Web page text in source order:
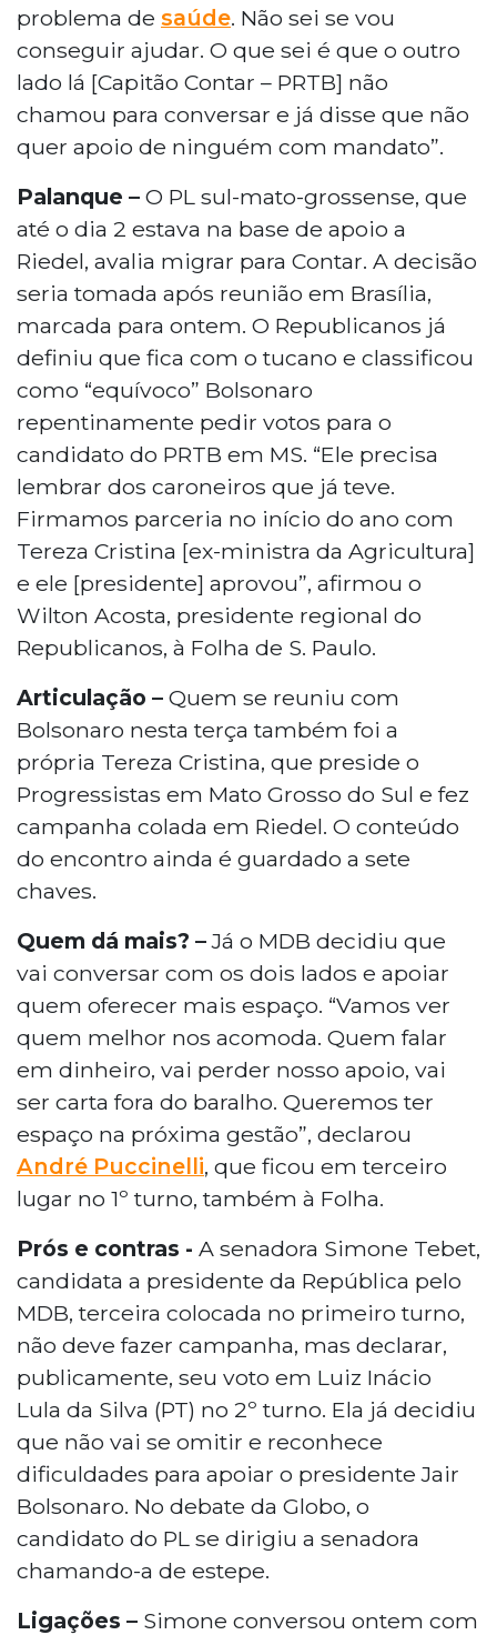
problema de saúde. Não sei se vou
conseguir ajudar. O que sei é que o outro
lado lá [Capitão Contar – PRTB] não
chamou para conversar e já disse que não
quer apoio de ninguém com mandato”.
Palanque – O PL sul-mato-grossense, que
até o dia 2 estava na base de apoio a
Riedel, avalia migrar para Contar. A decisão
seria tomada após reunião em Brasília,
marcada para ontem. O Republicanos já
definiu que fica com o tucano e classificou
como “equívoco” Bolsonaro
repentinamente pedir votos para o
candidato do PRTB em MS. “Ele precisa
lembrar dos caroneiros que já teve.
Firmamos parceria no início do ano com
Tereza Cristina [ex-ministra da Agricultura]
e ele [presidente] aprovou”, afirmou o
Wilton Acosta, presidente regional do
Republicanos, à Folha de S. Paulo.
Articulação – Quem se reuniu com
Bolsonaro nesta terça também foi a
própria Tereza Cristina, que preside o
Progressistas em Mato Grosso do Sul e fez
campanha colada em Riedel. O conteúdo
do encontro ainda é guardado a sete
chaves.
Quem dá mais? –Já o MDB decidiu que
vai conversar com os dois lados e apoiar
quem oferecer mais espaço. “Vamos ver
quem melhor nos acomoda. Quem falar
em dinheiro, vai perder nosso apoio, vai
ser carta fora do baralho. Queremos ter
espaço na próxima gestão”, declarou
André Puccinelli, que ficou em terceiro
lugar no 1º turno, também à Folha.
Prós e contras - A senadora Simone Tebet,
candidata a presidente da República pelo
MDB, terceira colocada no primeiro turno,
não deve fazer campanha, mas declarar,
publicamente, seu voto em Luiz Inácio
Lula da Silva (PT) no 2º turno. Ela já decidiu
que não vai se omitir e reconhece
dificuldades para apoiar o presidente Jair
Bolsonaro. No debate da Globo, o
candidato do PL se dirigiu a senadora
chamando-a de estepe.
Ligações – Simone conversou ontem com